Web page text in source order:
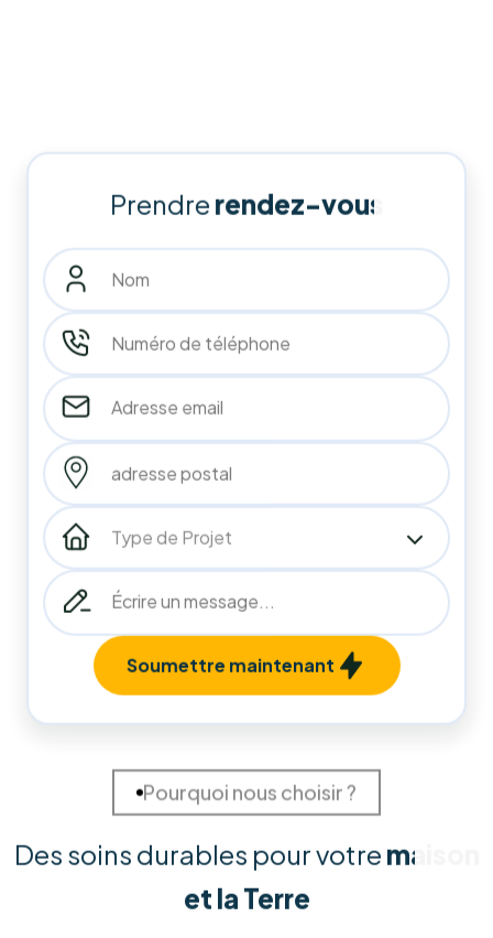
10
années
d'expérience
219
Installations Réalisées
219
Projets terminés